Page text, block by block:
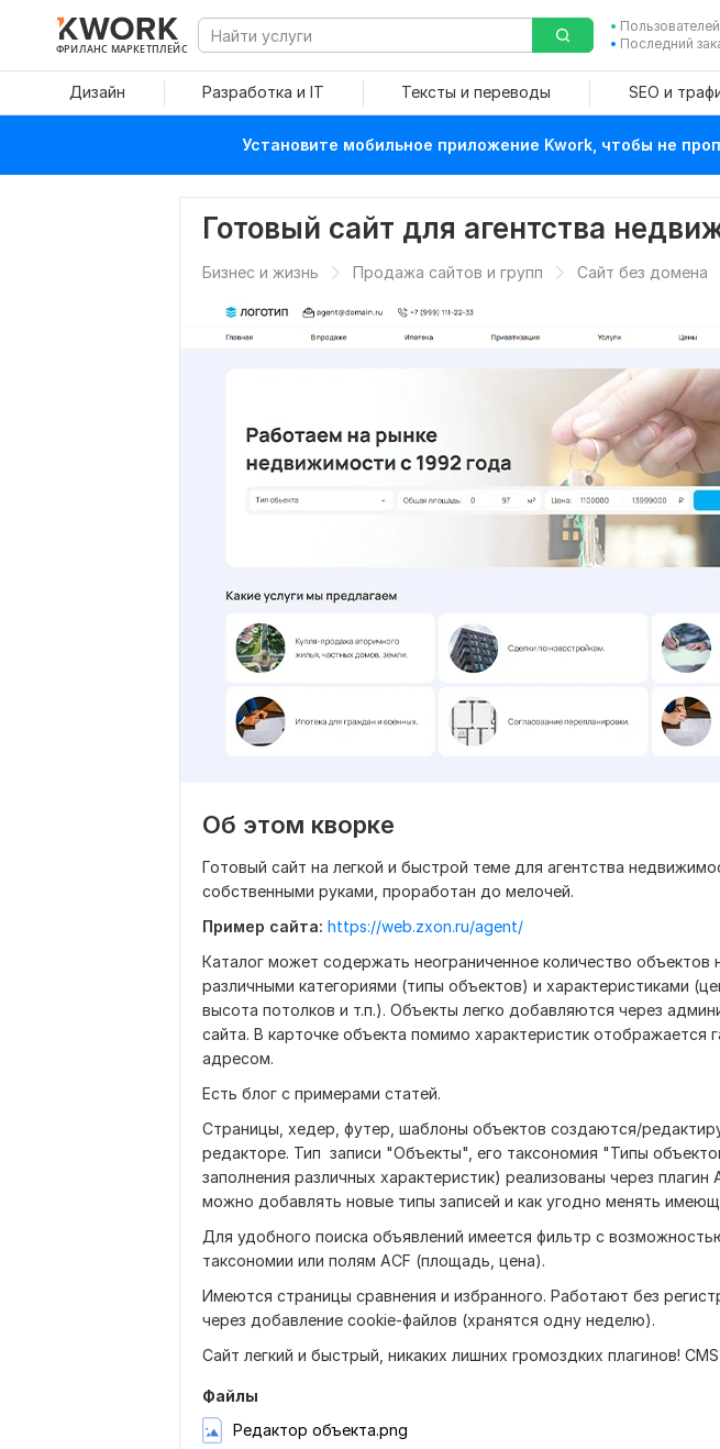
ФРИЛАНС МАРКЕТПЛЕЙС
Последний
Дизайн Разработка и IT Тексты и переводы SEO и
Установите мобильное приложение Kwork, чтобы не
Готовый сайт для агентства
Бизнес и жизнь Продажа сайтов и групп Сайт без домена
Об этом кворке
Готовый сайт на легкой и быстрой теме для агентства
собственными руками, проработан до мелочей.
Пример сайта: https://web.zxon.ru/agent/
Каталог может содержать неограниченное количество объектов
различными категориями (типы объектов) и характеристиками
высота потолков и т.п.). Объекты легко добавляются через
сайта. В карточке объекта помимо характеристик отображается
адресом.
Есть блог с примерами статей.
Страницы, хедер, футер, шаблоны объектов создаются/
редакторе. Тип записи "Объекты", его таксономия "Типы
заполнения различных характеристик) реализованы через плагин
можно добавлять новые типы записей и как угодно менять
Для удобного поиска объявлений имеется фильтр с
таксономии или полям ACF (площадь, цена).
Имеются страницы сравнения и избранного. Работают без
через добавление cookie-файлов (хранятся одну неделю).
Сайт легкий и быстрый, никаких лишних громоздких плагинов!
Файлы
Редактор объекта.png